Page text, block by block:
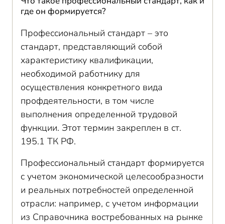
где он формируется?
Профессиональный стандарт – это
стандарт, представляющий собой
характеристику квалификации,
необходимой работнику для
осуществления конкретного вида
профдеятельности, в том числе
выполнения определенной трудовой
функции. Этот термин закреплен в ст.
195.1 ТК РФ.
Профессиональный стандарт формируется
с учетом экономической целесообразности
и реальных потребностей определенной
отрасли: например, с учетом информации
из Справочника востребованных на рынке